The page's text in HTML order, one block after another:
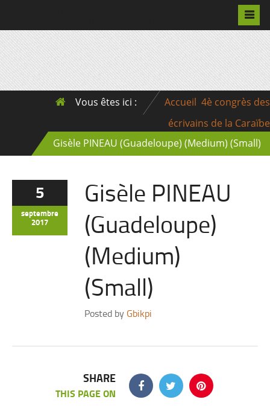
Vous êtes ici : Accueil 4è congrès des
écrivains de la Caraïbe
Gisèle PINEAU (Guadeloupe) (Medium) (Small)
5
septembre
2017
Gisèle PINEAU
(Guadeloupe)
(Medium)
(Small)
Posted by Gbikpi
SHARE
THIS PAGE ON